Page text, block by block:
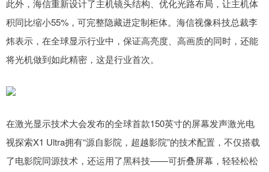
此外，海信重新设计了主机镜头结构、优化光路布局，让主机体
积同比缩小55%，可完整隐藏进定制柜体。海信视像科技总裁李
炜表示，在全球显示行业中，保证高亮度、高画质的同时，还能
将光机做到如此精密，这是行业首次。
在激光显示技术大会发布的全球首款150英寸的屏幕发声激光电
视探索X1 Ultra拥有“源自影院，超越影院”的技术配置，不仅搭载
了电影院同源技术，还运用了黑科技——可折叠屏幕，轻轻松松